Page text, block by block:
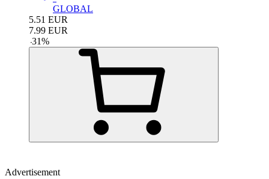
GLOBAL
5.51 EUR
7.99 EUR
-31%
Advertisement